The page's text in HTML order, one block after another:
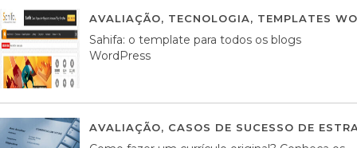
AVALIAÇÃO, TECNOLOGIA, TEMPLATES
Sahifa: o template para todos os blogs
WordPress
AVALIAÇÃO, CASOS DE SUCESSO DE